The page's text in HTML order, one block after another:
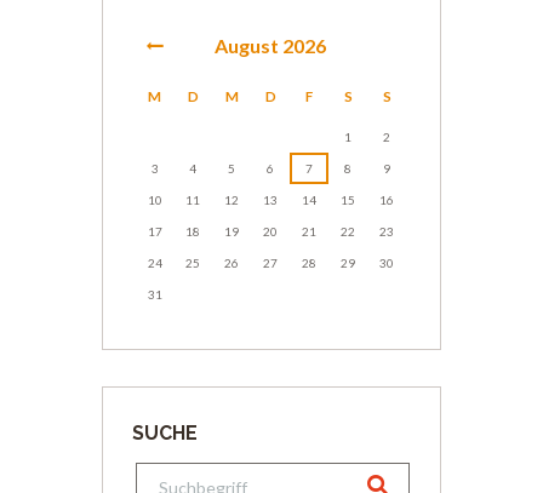
August 2026
M D M D F S S
1 2
3 4 5 6 7 8 9
10 11 12 13 14 15 16
17 18 19 20 21 22 23
24 25 26 27 28 29 30
31
SUCHE